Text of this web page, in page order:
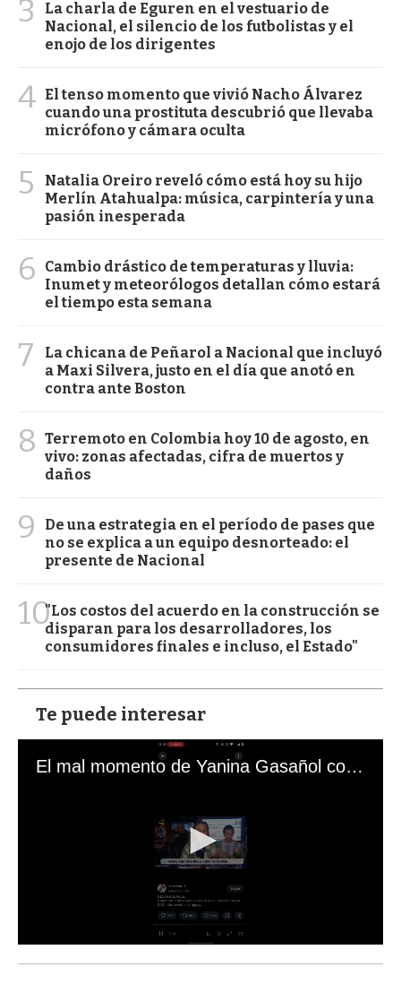
3
La charla de Eguren en el vestuario de
Nacional, el silencio de los futbolistas y el
enojo de los dirigentes
4 El tenso momento que vivió Nacho Álvarez
cuando una prostituta descubrió que llevaba
micrófono y cámara oculta
5
Natalia Oreiro reveló cómo está hoy su hijo
Merlín Atahualpa: música, carpintería y una
pasión inesperada
6
Cambio drástico de temperaturas y lluvia:
Inumet y meteorólogos detallan cómo estará
el tiempo esta semana
7
La chicana de Peñarol a Nacional que incluyó
a Maxi Silvera, justo en el día que anotó en
contra ante Boston
8 Terremoto en Colombia hoy 10 de agosto, en
vivo: zonas afectadas, cifra de muertos y
daños
9
De una estrategia en el período de pases que
no se explica a un equipo desnorteado: el
presente de Nacional
10"Los costos del acuerdo en la construcción se
disparan para los desarrolladores, los
consumidores finales e incluso, el Estado"
Te puede interesar
El mal momento de Yanina Gasañol con un hincha argentino en "Subrayado"
s